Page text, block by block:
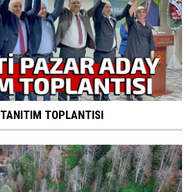
TOPLANTISI